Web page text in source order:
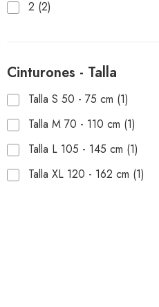
2 (2)
Cinturones - Talla
Talla S 50 - 75 cm (1)
Talla M 70 - 110 cm (1)
Talla L 105 - 145 cm (1)
Talla XL 120 - 162 cm (1)